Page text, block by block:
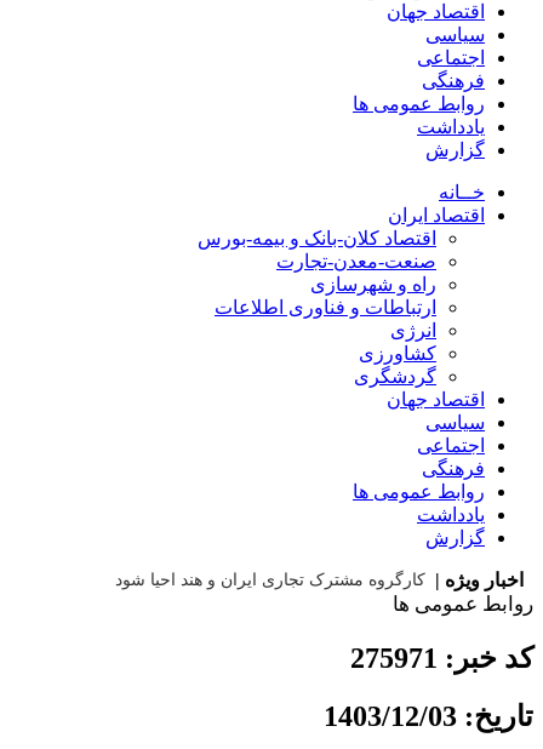
اقتصاد جهان
سیاسی
اجتماعی
فرهنگی
روابط عمومی ها
یادداشت
گزارش
خــانه
اقتصاد ایران
اقتصاد کلان-بانک و بیمه-بورس
صنعت-معدن-تجارت
راه و شهرسازی
ارتباطات و فناوری اطلاعات
انرژی
کشاورزی
گردشگری
اقتصاد جهان
سیاسی
اجتماعی
فرهنگی
روابط عمومی ها
یادداشت
گزارش
اخبار ویژه | کارگروه مشترک تجاری ایران و هند احیا ش
روابط عمومی ها
کد خبر: 275971
تاریخ: 1403/12/03